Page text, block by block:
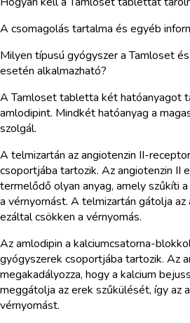
A csomagolás tartalma és egyéb
Milyen típusú gyógyszer a Tamloset
esetén alkalmazható?
A Tamloset tabletta két hatóanyagot
amlodipint. Mindkét hatóanyag a
szolgál.
A telmizartán az angiotenzin II-
csoportjába tartozik. Az angiotenzin II
termelődő olyan anyag, amely szűkíti
a vérnyomást. A telmizartán gátolja az
ezáltal csökken a vérnyomás.
Az amlodipin a kalciumcsatorna-
gyógyszerek csoportjába tartozik. Az
megakadályozza, hogy a kalcium
meggátolja az erek szűkülését, így az
vérnyomást.